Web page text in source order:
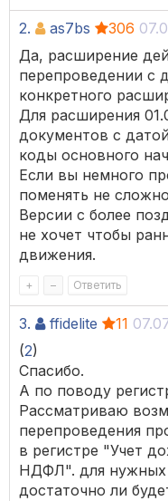
2. as7bs 306
Да, расширение
перепроведении с
конкретного
Для расширения
документов с
коды основного
Если вы немного
поменять не
Версии с более
не хочет чтобы
движения.
+ – Ответить
3. ffidelite 11
(2)
Спасибо.
А по поводу
Рассматриваю
перепроведения
в регистре "Учет
НДФЛ". для нужных
достаточно ли